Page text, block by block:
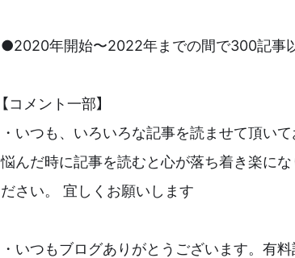
●2020年開始〜2022年までの間で300記事
【コメント一部】
・いつも、いろいろな記事を読ませて頂い
悩んだ時に記事を読むと心が落ち着き楽に
ださい。 宜しくお願いします
・いつもブログありがとうございます。有